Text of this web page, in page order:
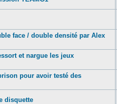
face / double densité par Alex
et nargue les jeux
pour avoir testé des
disquette